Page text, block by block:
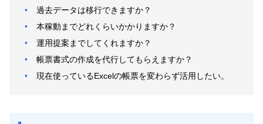
過去データは移行できますか？
本稼動までどれくらいかかりますか？
運用提案までしてくれますか？
帳票書式の作成を代行してもらえますか？
現在使っているExcelの帳票を変わらず活用したい。